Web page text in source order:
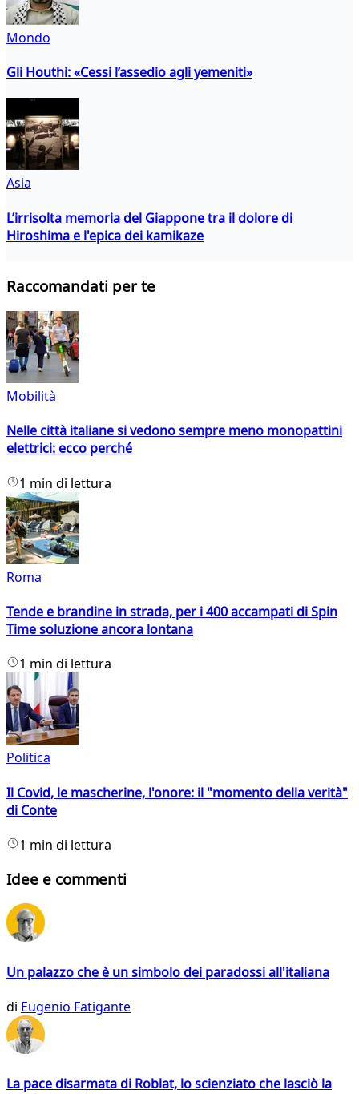
Mondo
Gli Houthi: «Cessi l’assedio agli yemeniti»
Asia
L’irrisolta memoria del Giappone tra il dolore di
Hiroshima e l'epica dei kamikaze
Raccomandati per te
Mobilità
Nelle città italiane si vedono sempre meno monopattini
elettrici: ecco perché
1 min di lettura
Roma
Tende e brandine in strada, per i 400 accampati di Spin
Time soluzione ancora lontana
1 min di lettura
Politica
Il Covid, le mascherine, l'onore: il "momento della verità"
di Conte
1 min di lettura
Idee e commenti
Un palazzo che è un simbolo dei paradossi all'italiana
di Eugenio Fatigante
La pace disarmata di Roblat, lo scienziato che lasciò la